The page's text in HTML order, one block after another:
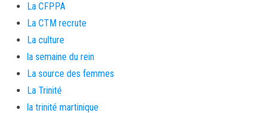
La CFPPA
La CTM recrute
La culture
la semaine du rein
La source des femmes
La Trinité
la trinité martinique